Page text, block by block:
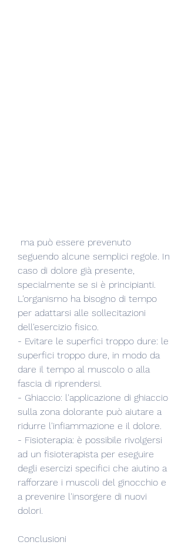
seguendo alcune semplici regole. In
caso di dolore già presente,
specialmente se si è principianti.
L'organismo ha bisogno di tempo
per adattarsi alle sollecitazioni
dell'esercizio fisico.
- Evitare le superfici troppo dure: le
superfici troppo dure, in modo da
dare il tempo al muscolo o alla
fascia di riprendersi.
- Ghiaccio: l'applicazione di ghiaccio
sulla zona dolorante può aiutare a
ridurre l'infiammazione e il dolore.
- Fisioterapia: è possibile rivolgersi
ad un fisioterapista per eseguire
degli esercizi specifici che aiutino a
rafforzare i muscoli del ginocchio e
a prevenire l'insorgere di nuovi
dolori.
Conclusioni